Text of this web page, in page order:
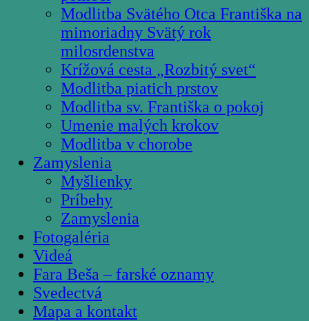
Modlitba Svätého Otca Františka na
mimoriadny Svätý rok
milosrdenstva
Krížová cesta „Rozbitý svet“
Modlitba piatich prstov
Modlitba sv. Františka o pokoj
Umenie malých krokov
Modlitba v chorobe
Zamyslenia
Myšlienky
Príbehy
Zamyslenia
Fotogaléria
Videá
Fara Beša – farské oznamy
Svedectvá
Mapa a kontakt